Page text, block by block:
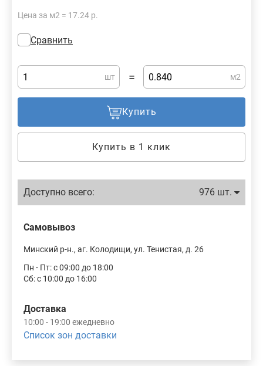
Цена за м2 = 17.24 р.
Сравнить
шт = м2
Купить
Купить в 1 клик
Доступно всего: 976 шт.
Самовывоз
Минский р-н., аг. Колодищи, ул. Тенистая, д. 26
Пн - Пт: с 09:00 до 18:00
Сб: с 10:00 до 16:00
Доставка
10:00 - 19:00 ежедневно
Список зон доставки